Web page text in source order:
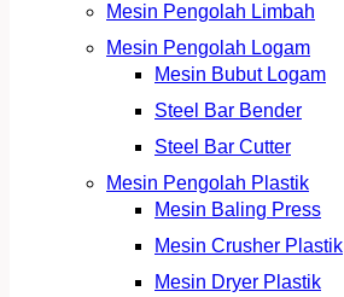
Mesin Pengolah Limbah
Mesin Pengolah Logam
Mesin Bubut Logam
Steel Bar Bender
Steel Bar Cutter
Mesin Pengolah Plastik
Mesin Baling Press
Mesin Crusher Plastik
Mesin Dryer Plastik